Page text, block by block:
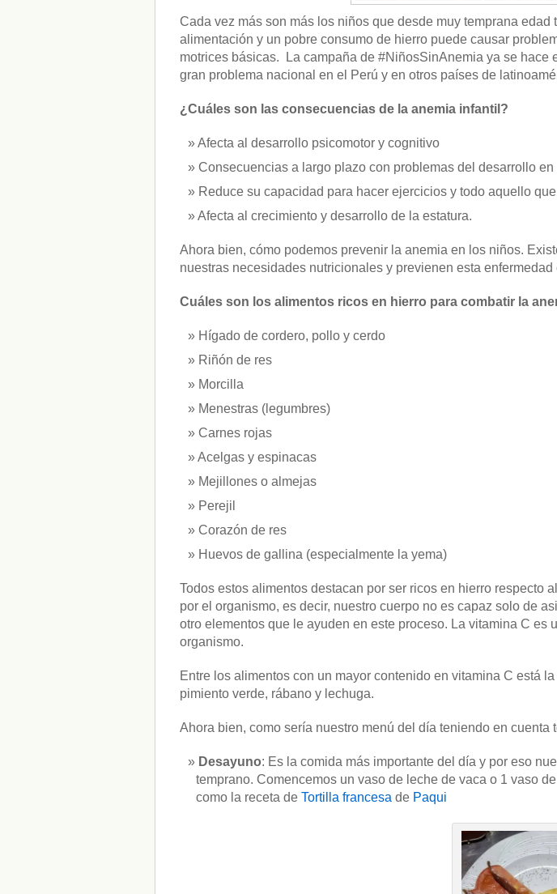
" ALT="RSS" /> SUSCRÍBETE
Cada vez más son más los niños que desde muy temprana
alimentación y un pobre consumo de hierro puede causar
motrices básicas. La campaña de #NiñosSinAnemia ya se hace
gran problema nacional en el Perú y en otros países de
¿Cuáles son las consecuencias de la anemia infantil?
Afecta al desarrollo psicomotor y cognitivo
Consecuencias a largo plazo con problemas del desarrollo en
Reduce su capacidad para hacer ejercicios y todo aquello
Afecta al crecimiento y desarrollo de la estatura.
Ahora bien, cómo podemos prevenir la anemia en los niños.
nuestras necesidades nutricionales y previenen esta enfermedad
Cuáles son los alimentos ricos en hierro para combatir la
Hígado de cordero, pollo y cerdo
Riñón de res
Morcilla
Menestras (legumbres)
Carnes rojas
Acelgas y espinacas
Mejillones o almejas
Perejil
Corazón de res
Huevos de gallina (especialmente la yema)
Todos estos alimentos destacan por ser ricos en hierro respecto
por el organismo, es decir, nuestro cuerpo no es capaz solo de
otro elementos que le ayuden en este proceso. La vitamina C es
organismo.
Entre los alimentos con un mayor contenido en vitamina C está
pimiento verde, rábano y lechuga.
Ahora bien, como sería nuestro menú del día teniendo en
Desayuno: Es la comida más importante del día y por eso
temprano. Comencemos un vaso de leche de vaca o 1 vaso
como la receta de Tortilla francesa de Paqui